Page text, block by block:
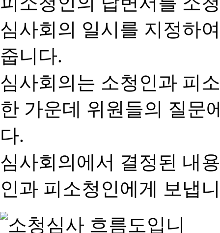
심사회의 일시를 지정하
줍니다.
심사회의는 소청인과 피
한 가운데 위원들의 질문
다.
심사회의에서 결정된 내
인과 피소청인에게 보냅